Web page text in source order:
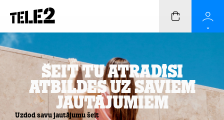
Šeit Tu atradīsi
atbildes uz saviem
jautājumiem
Uzdod savu jautājumu šeit